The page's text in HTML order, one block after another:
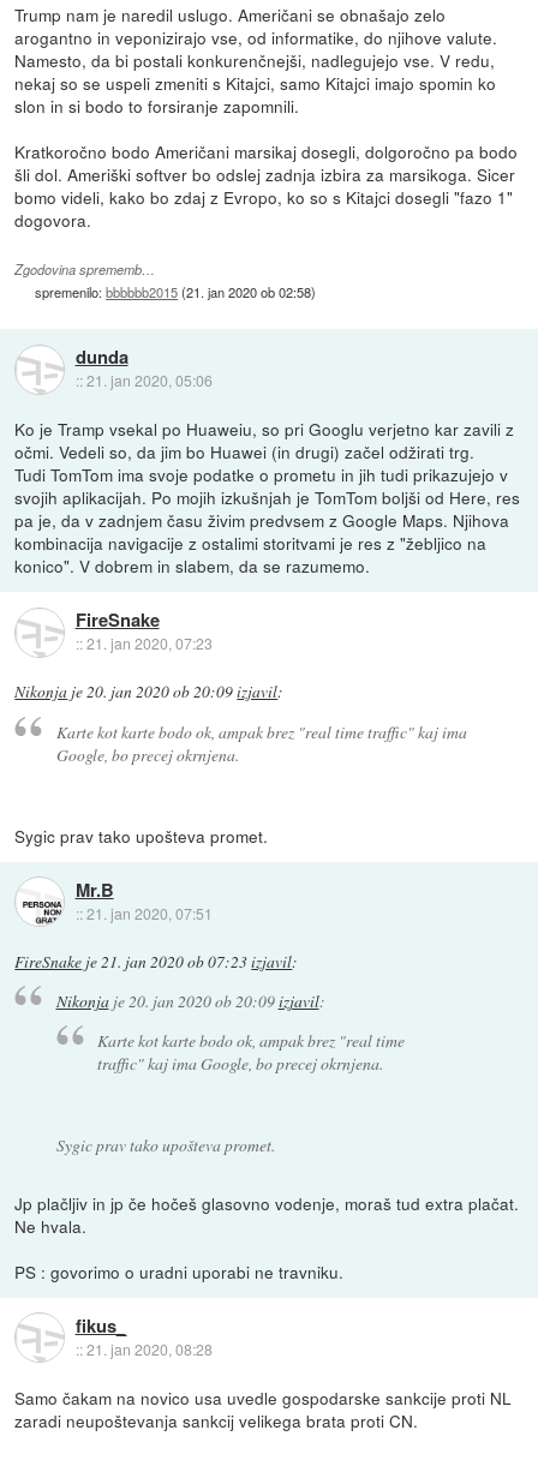
Trump nam je naredil uslugo. Američani se obnašajo zelo
arogantno in veponizirajo vse, od informatike, do njihove valute.
Namesto, da bi postali konkurenčnejši, nadlegujejo vse. V redu,
nekaj so se uspeli zmeniti s Kitajci, samo Kitajci imajo spomin ko
slon in si bodo to forsiranje zapomnili.
Kratkoročno bodo Američani marsikaj dosegli, dolgoročno pa bodo
šli dol. Ameriški softver bo odslej zadnja izbira za marsikoga. Sicer
bomo videli, kako bo zdaj z Evropo, ko so s Kitajci dosegli "fazo 1"
dogovora.
Zgodovina sprememb…
spremenilo:bbbbbb2015(21. jan 2020 ob 02:58)
dunda
::21. jan 2020, 05:06
Ko je Tramp vsekal po Huaweiu, so pri Googlu verjetno kar zavili z
očmi. Vedeli so, da jim bo Huawei (in drugi) začel odžirati trg.
Tudi TomTom ima svoje podatke o prometu in jih tudi prikazujejo v
svojih aplikacijah. Po mojih izkušnjah je TomTom boljši od Here, res
pa je, da v zadnjem času živim predvsem z Google Maps. Njihova
kombinacija navigacije z ostalimi storitvami je res z "žebljico na
konico". V dobrem in slabem, da se razumemo.
FireSnake
::21. jan 2020, 07:23
Nikonja je20. jan 2020 ob 20:09izjavil:
Karte kot karte bodo ok, ampak brez "real time traffic" kaj ima
Google, bo precej okrnjena.
Sygic prav tako upošteva promet.
Mr.B
::21. jan 2020, 07:51
FireSnake je 21. jan 2020 ob 07:23izjavil:
Nikonjaje20. jan 2020 ob 20:09izjavil:
Karte kot karte bodo ok, ampak brez "real time
traffic" kaj ima Google, bo precej okrnjena.
Sygic prav tako upošteva promet.
Jp plačljiv in jp če hočeš glasovno vodenje, moraš tud extra plačat.
Ne hvala.
PS : govorimo o uradni uporabi ne travniku.
fikus_
::21. jan 2020, 08:28
Samo čakam na novico usa uvedle gospodarske sankcije proti NL
zaradi neupoštevanja sankcij velikega brata proti CN.